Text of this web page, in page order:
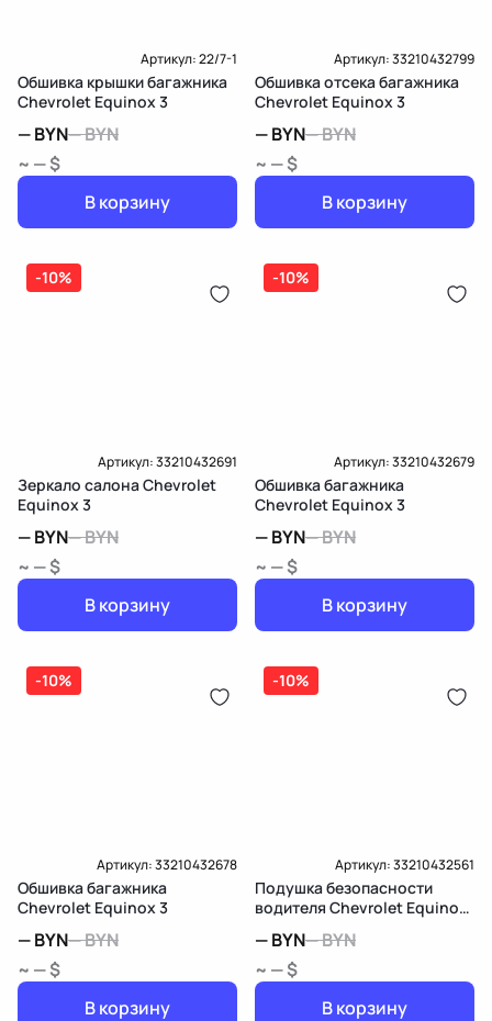
Артикул:22/7-1
Обшивка крышки багажника
Chevrolet Equinox 3
—BYN—BYN
~ — $
В корзину
Артикул:33210432799
Обшивка отсека багажника
Chevrolet Equinox 3
—BYN—BYN
~ — $
В корзину
-10%
Артикул:33210432691
Зеркало салона Chevrolet
Equinox 3
—BYN—BYN
~ — $
В корзину
-10%
Артикул:33210432679
Обшивка багажника
Chevrolet Equinox 3
—BYN—BYN
~ — $
В корзину
-10%
Артикул:33210432678
Обшивка багажника
Chevrolet Equinox 3
—BYN—BYN
~ — $
В корзину
-10%
Артикул:33210432561
Подушка безопасности
водителя Chevrolet Equinox
—BYN—BYN
~ — $
В корзину